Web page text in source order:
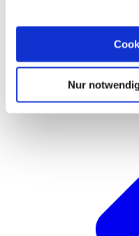
Datenschutzerklärung
Nur